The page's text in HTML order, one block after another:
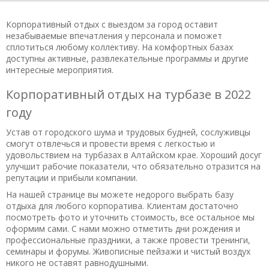
Корпоративный отдых с выездом за город оставит
незабываемые впечатления у персонала и поможет
сплотиться любому коллективу. На комфортных базах
доступны активные, развлекательные программы и другие
интересные мероприятия.
Корпоративный отдых на турбазе в 2022
году
Устав от городского шума и трудовых будней, сослуживцы
смогут отвлечься и провести время с легкостью и
удовольствием на турбазах в Алтайском крае. Хороший досуг
улучшит рабочие показатели, что обязательно отразится на
репутации и прибыли компании.
На нашей странице вы можете недорого выбрать базу
отдыха для любого корпоратива. Клиентам достаточно
посмотреть фото и уточнить стоимость, все остальное мы
оформим сами. С нами можно отметить дни рождения и
профессиональные праздники, а также провести тренинги,
семинары и форумы. Живописные пейзажи и чистый воздух
никого не оставят равнодушными.